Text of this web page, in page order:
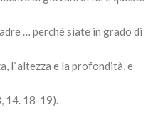
… perché siate in grado di
l`altezza e la profondità, e
14. 18-19).